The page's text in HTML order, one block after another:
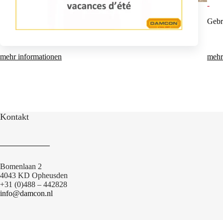
3 UNKRAUTKAPPE
mehr informationen
-
Kontakt
Bomenlaan 2
4043 KD Opheusden
+31 (0)488 – 442828
info@damcon.nl